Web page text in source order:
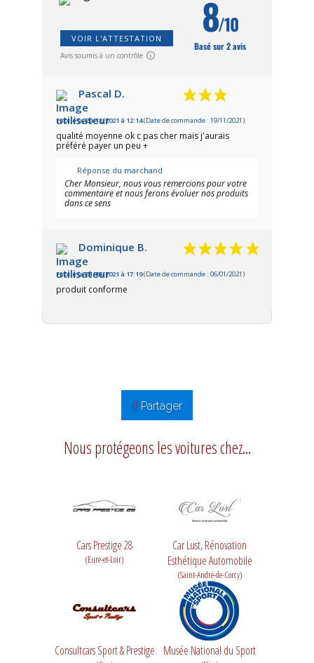
VOIR L'ATTESTATION
Avis soumis à un contrôle
8/10
Basé sur 2 avis
Pascal D.
Publié le 29/12/2021 à 12:14(Date de commande : 19/11/2021)
qualité moyenne ok c pas cher mais j'aurais
préféré payer un peu +
Réponse du marchand
Cher Monsieur, nous vous remercions pour votre
commentaire et nous ferons évoluer nos produits
dans ce sens
Dominique B.
Publié le 31/03/2021 à 17:19(Date de commande : 06/01/2021)
produit conforme
Partager
Nous protégeons les voitures chez...
Cars Prestige 28
(Eure-et-Loir)
Car Lust, Rénovation
Esthétique Automobile
(Saint-André-de-Corcy)
Consultcars Sport & Prestige Musée National du Sport